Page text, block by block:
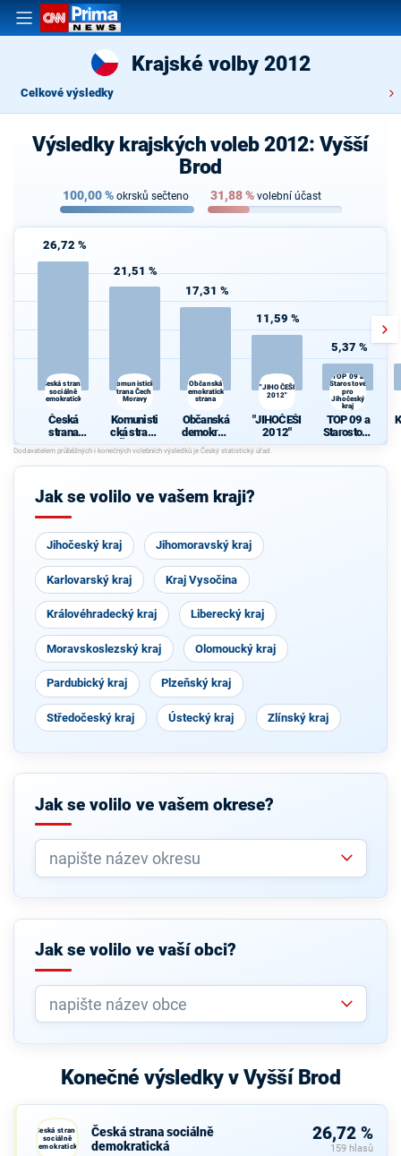
Krajské volby 2012
Celkové výsledky
Výsledky krajských voleb 2012: Vyšší
Brod
100,00% okrsků sečteno 31,88% volební účast
26,72 %
Česká strana
sociálně
demokratická
Česká
strana
sociálně
demokrati
cká
21,51 %
Komunistická
strana Čech a
Moravy
Komunisti
cká strana
Čech a
Moravy
17,31 %
Občanská
demokratická
strana
Občanská
demokrati
cká strana
11,59 %
"JIHOČEŠI
2012"
"JIHOČEŠI
2012"
5,37 %
TOP 09 a
Starostové
pro
Jihočeský
kraj
TOP 09 a
Starostové
pro
kraj
Jak se volilo ve vašem kraji?
Jihočeský kraj Jihomoravský kraj
Karlovarský kraj Kraj Vysočina
Královéhradecký kraj Liberecký kraj
Moravskoslezský kraj Olomoucký kraj
Pardubický kraj Plzeňský kraj
Středočeský kraj Ústecký kraj Zlínský kraj
Jak se volilo ve vašem okrese?
Jak se volilo ve vaší obci?
Konečné výsledky v Vyšší Brod
Česká strana
sociálně
demokratická
Česká strana sociálně
demokratická
26,72 %
159 hlasů